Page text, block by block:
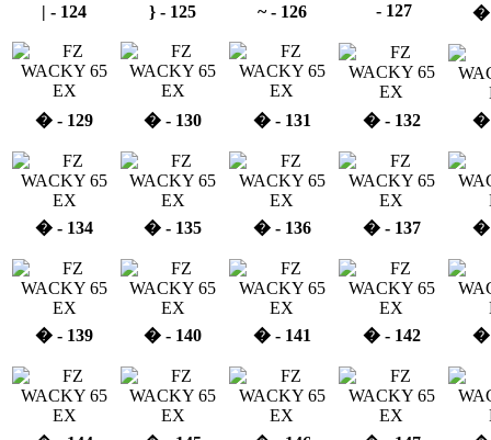
| - 124 } - 125 ~ - 126 - 127 �
� - 129 � - 130 � - 131 � - 132 �
� - 134 � - 135 � - 136 � - 137 �
� - 139 � - 140 � - 141 � - 142 �